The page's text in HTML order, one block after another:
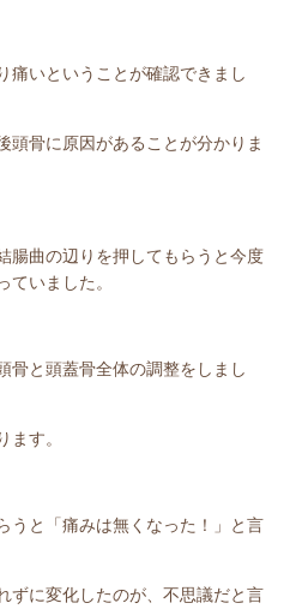
痛いということが確認できまし
頭骨に原因があることが分かりま
腸曲の辺りを押してもらうと今度
ていました。
骨と頭蓋骨全体の調整をしまし
ます。
うと「痛みは無くなった！」と言
ずに変化したのが、不思議だと言